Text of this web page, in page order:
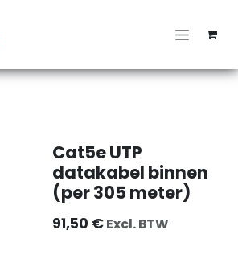
Cat5e UTP
datakabel binnen
(per 305 meter)
91,50 €Excl. BTW